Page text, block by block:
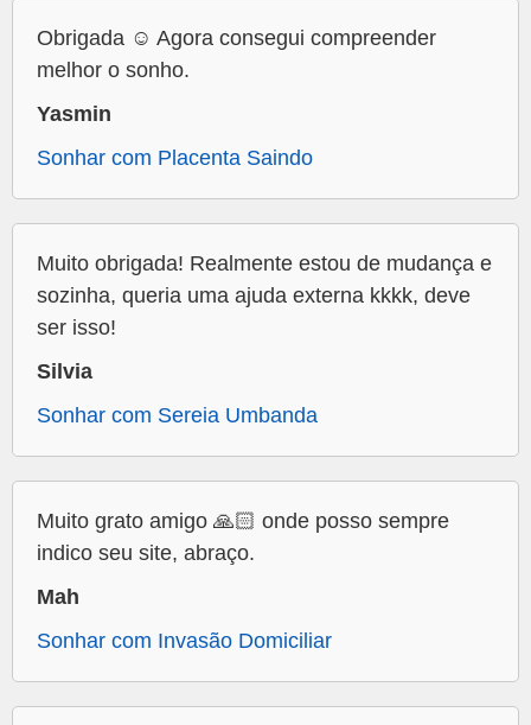
Obrigada ☺️ Agora consegui compreender
melhor o sonho.
Yasmin
Sonhar com Placenta Saindo
Muito obrigada! Realmente estou de mudança e
sozinha, queria uma ajuda externa kkkk, deve
ser isso!
Silvia
Sonhar com Sereia Umbanda
Muito grato amigo 🙏🏻 onde posso sempre
indico seu site, abraço.
Mah
Sonhar com Invasão Domiciliar